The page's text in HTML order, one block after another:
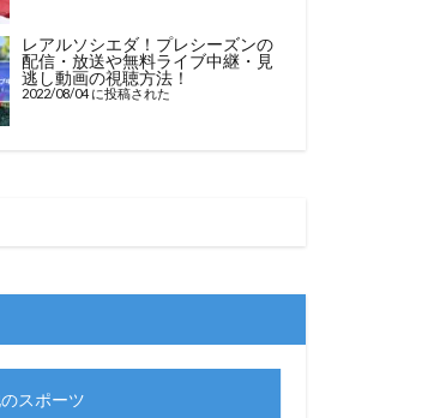
レアルソシエダ！プレシーズンの
配信・放送や無料ライブ中継・見
逃し動画の視聴方法！
2022/08/04 に投稿された
スポーツ